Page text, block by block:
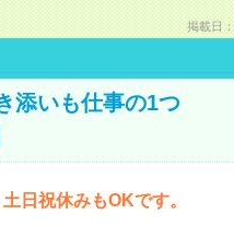
掲載日
添いも仕事の1つ
日祝休みもOKです。